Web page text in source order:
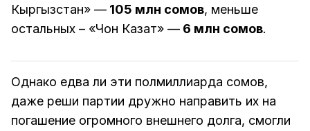
Кыргызстан» — 105 млн сомов, меньше
остальных – «Чон Казат» — 6 млн сомов.
Однако едва ли эти полмиллиарда сомов,
даже реши партии дружно направить их на
погашение огромного внешнего долга, смогли